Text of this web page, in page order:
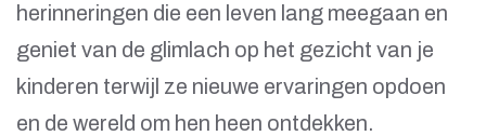
herinneringen die een leven lang meegaan en
geniet van de glimlach op het gezicht van je
kinderen terwijl ze nieuwe ervaringen opdoen
en de wereld om hen heen ontdekken.